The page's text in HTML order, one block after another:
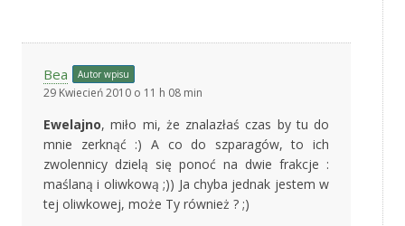
Bea Autor wpisu
29 Kwiecień 2010 o 11 h 08 min
Ewelajno, miło mi, że znalazłaś czas by tu do
mnie zerknąć :) A co do szparagów, to ich
zwolennicy dzielą się ponoć na dwie frakcje :
maślaną i oliwkową ;)) Ja chyba jednak jestem w
tej oliwkowej, może Ty również ? ;)